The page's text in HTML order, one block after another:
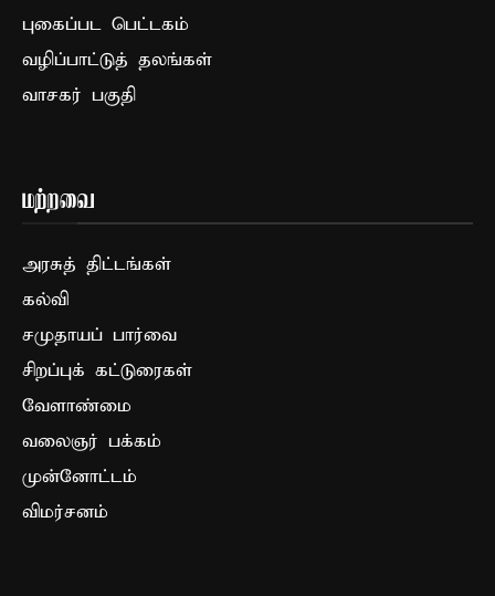
புகைப்பட பெட்டகம்
வழிப்பாட்டுத் தலங்கள்
வாசகர் பகுதி
மற்றவை
அரசுத் திட்டங்கள்
கல்வி
சமுதாயப் பார்வை
சிறப்புக் கட்டுரைகள்
வேளாண்மை
வலைஞர் பக்கம்
முன்னோட்டம்
விமர்சனம்